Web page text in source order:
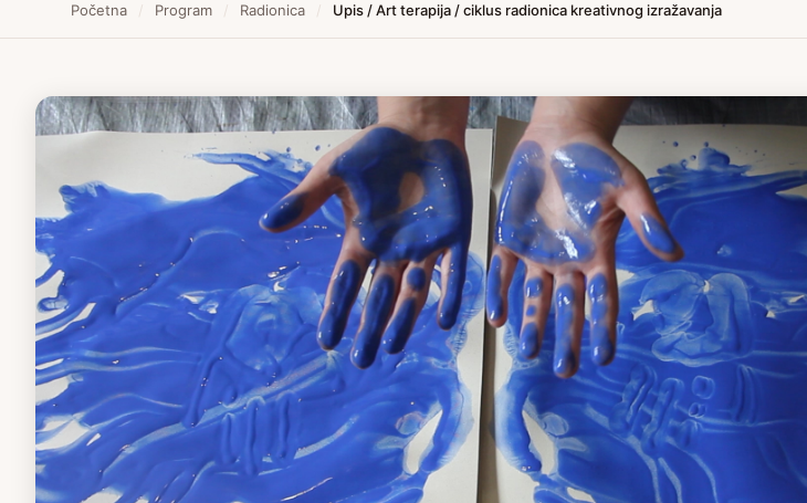
Početna / Program / Radionica / Upis / Art terapija / ciklus radionica kreativnog izražavanja